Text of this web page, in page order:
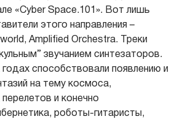
«Cyber Space.101». Вот лишь
этого направления –
Amplified Orchestra. Треки
звучанием синтезаторов.
годах способствовали появлению и
на тему космоса,
и конечно
роботы-гитаристы,